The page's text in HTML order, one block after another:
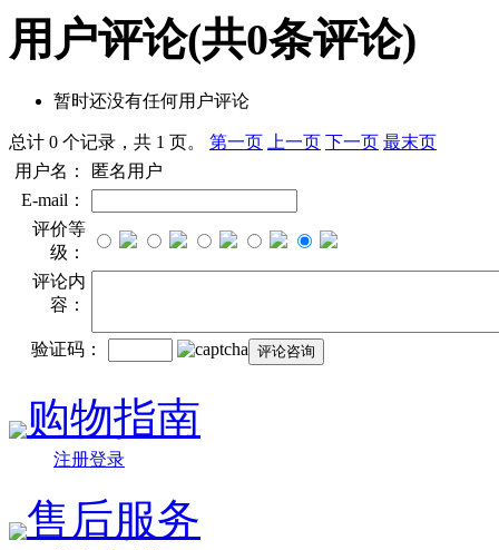
用户评论(共0条评论)
暂时还没有任何用户评论
总计 0 个记录，共 1 页。 第一页 上一页 下一页 最末页
用户名：
匿名用户
E-mail：
评价等
级：
评论内
容：
验证码：
购物指南
注册登录
售后服务